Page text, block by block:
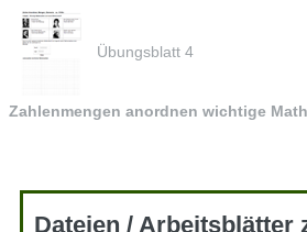
Übungsblatt 4
Zahlenmengen anordnen wichtige
Dateien / Arbeitsblätter